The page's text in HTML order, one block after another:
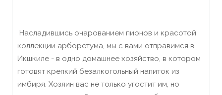
Насладившись очарованием пионов и красотой
коллекции арборетума, мы с вами отправимся в
Икшкиле - в одно домашнее хозяйство, в котором
готовят крепкий безалкогольный напиток из
имбиря. Хозяин вас не только угостит им, но